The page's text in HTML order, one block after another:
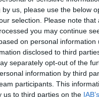
us, please use the below
selection. Please note that
you may continue
on personal information
disclosed to third
separately opt-out of the
information by third
participants. This
us to third parties on the
noastre